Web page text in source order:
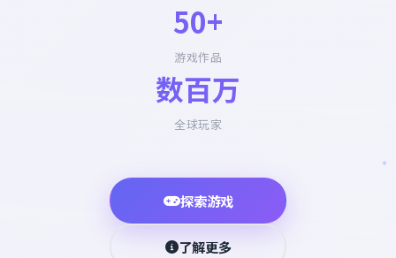
50+
游戏作品
数百万
全球玩家
探索游戏
了解更多